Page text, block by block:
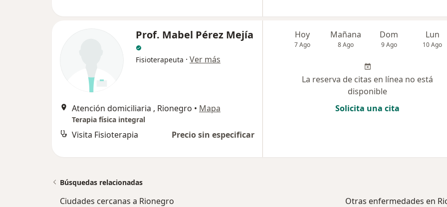
Prof. Mabel Pérez Mejía
Fisioterapeuta · Ver más
Atención domiciliaria , Rionegro • Mapa
Terapia física integral
Visita Fisioterapia Precio sin especificar
Hoy
7 Ago
Mañana
8 Ago
Dom
9 Ago
Lun
10 Ago
La reserva de citas en línea no está
disponible
Solicita una cita
Búsquedas relacionadas
Ciudades cercanas a Rionegro
Otras enfermedades en